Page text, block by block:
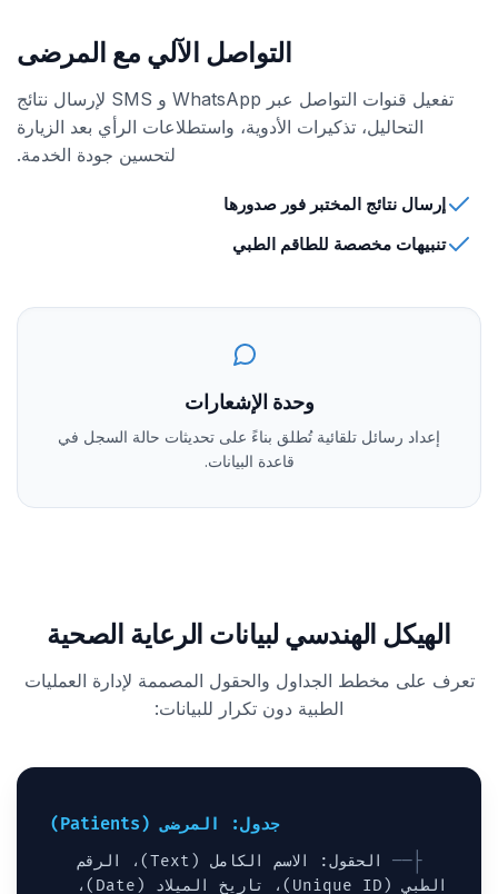
التواصل الآلي مع المرضى
تفعيل قنوات التواصل عبر WhatsApp و SMS لإرسال نتائج
التحاليل، تذكيرات الأدوية، واستطلاعات الرأي بعد الزيارة
لتحسين جودة الخدمة.
إرسال نتائج المختبر فور صدورها
تنبيهات مخصصة للطاقم الطبي
وحدة الإشعارات
إعداد رسائل تلقائية تُطلق بناءً على تحديثات حالة السجل في
قاعدة البيانات.
الهيكل الهندسي لبيانات الرعاية الصحية
تعرف على مخطط الجداول والحقول المصممة لإدارة العمليات
الطبية دون تكرار للبيانات:
جدول: المرضى (Patients)
الحقول: الاسم الكامل (Text)، الرقم
الطبي (Unique ID)، تاريخ الميلاد (Date)،